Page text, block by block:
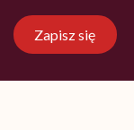
Zapisz się